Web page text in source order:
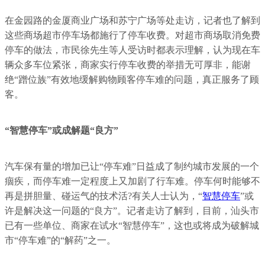
在金园路的金厦商业广场和苏宁广场等处走访，记者也了解到
这些商场超市停车场都施行了停车收费。对超市商场取消免费
停车的做法，市民徐先生等人受访时都表示理解，认为现在车
辆众多车位紧张，商家实行停车收费的举措无可厚非，能谢
绝“蹭位族”有效地缓解购物顾客停车难的问题，真正服务了顾
客。
“智慧停车”或成解题“良方”
汽车保有量的增加已让“停车难”日益成了制约城市发展的一个
痼疾，而停车难一定程度上又加剧了行车难。停车何时能够不
再是拼胆量、碰运气的技术活?有关人士认为，“智慧停车”或
许是解决这一问题的“良方”。记者走访了解到，目前，汕头市
已有一些单位、商家在试水“智慧停车”，这也或将成为破解城
市“停车难”的“解药”之一。